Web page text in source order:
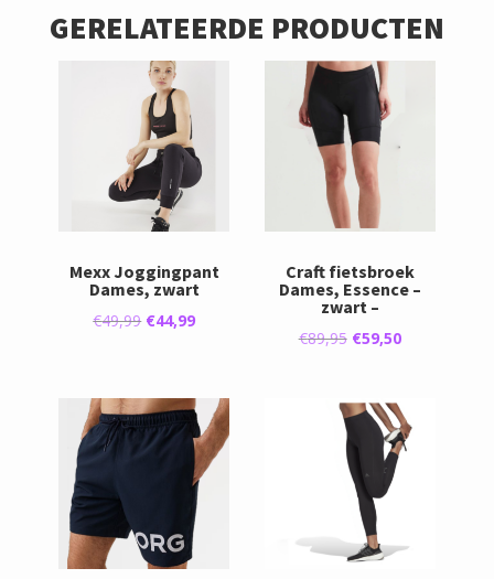
GERELATEERDE PRODUCTEN
Mexx Joggingpant
Dames, zwart
€49,99 Oorspronkelijke
€49,99.
€44,99Huidige
€44,99.
Craft fietsbroek
Dames, Essence –
zwart –
€89,95 Oorspronkelijke
€89,95.
€59,50Huidige
€59,50.